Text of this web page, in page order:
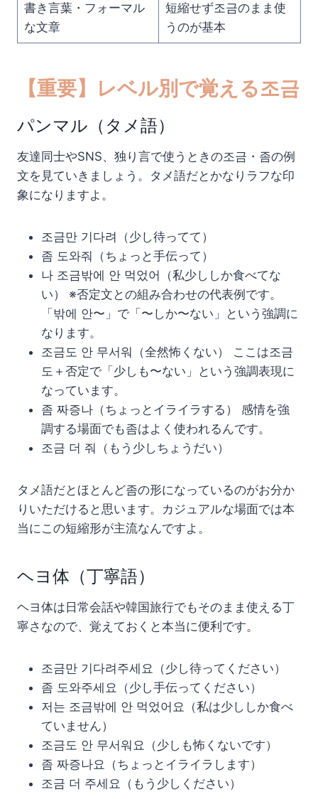
書き言葉・フォーマル
な文章
短縮せず조금のまま使
うのが基本
【重要】レベル別で覚える조금
パンマル（タメ語）
友達同士やSNS、独り言で使うときの조금・좀の例
文を見ていきましょう。タメ語だとかなりラフな印
象になりますよ。
조금만 기다려（少し待ってて）
좀 도와줘（ちょっと手伝って）
나 조금밖에 안 먹었어（私少ししか食べてな
い） ※否定文との組み合わせの代表例です。
「밖에 안〜」で「〜しか〜ない」という強調に
なります。
조금도 안 무서워（全然怖くない） ここは조금
도＋否定で「少しも〜ない」という強調表現に
なっています。
좀 짜증나（ちょっとイライラする） 感情を強
調する場面でも좀はよく使われるんです。
조금 더 줘（もう少しちょうだい）
タメ語だとほとんど좀の形になっているのがお分か
りいただけると思います。カジュアルな場面では本
当にこの短縮形が主流なんですよ。
ヘヨ体（丁寧語）
ヘヨ体は日常会話や韓国旅行でもそのまま使える丁
寧さなので、覚えておくと本当に便利です。
조금만 기다려주세요（少し待ってください）
좀 도와주세요（少し手伝ってください）
저는 조금밖에 안 먹었어요（私は少ししか食べ
ていません）
조금도 안 무서워요（少しも怖くないです）
좀 짜증나요（ちょっとイライラします）
조금 더 주세요（もう少しください）